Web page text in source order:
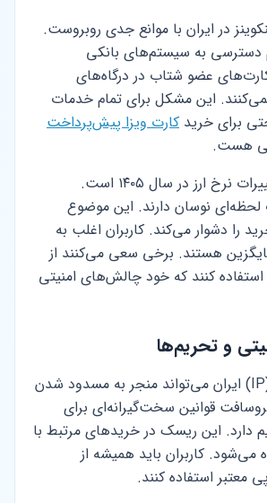
در ایران با موانع جدی روبروست.
دسترسی به سیستم‌های بانکی
عضو شتاب در درگاه‌های
این مشکل برای تمام خدمات
برای خرید کارت ویزا پیش‌پرداخت
هست.
دومین چالش، تغییرات نرخ ارز در سال ۱۴۰۵ است.
نوسان دارند. این موضوع
را دشوار می‌کند. کاربران اغلب به
هستند. برخی سعی می‌کنند از
استفاده کنند که خود چالش‌های امنیتی
و تحریم‌ها
استفاده از آی‌پی (IP) ایران می‌تواند منجر به مسدود شدن
قوانین سخت‌گیرانه‌ای برای
دارد. این ریسک در خریدهای مرتبط با
می‌شود. کاربران باید همیشه از
معتبر استفاده کنند.